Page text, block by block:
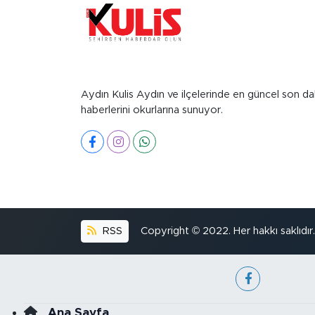
Aydın Kulis Aydın ve ilçelerinde en güncel son
haberlerini okurlarına sunuyor.
RSS Copyright © 2022. Her hakkı saklıdır.
Ana Sayfa